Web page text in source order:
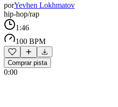
porYevhen Lokhmatov
hip-hop/rap
1:46
100 BPM
Comprar pista
0:00